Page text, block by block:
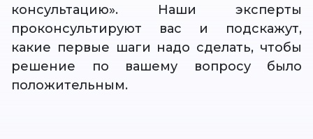
консультацию». Наши эксперты
проконсультируют вас и подскажут,
какие первые шаги надо сделать, чтобы
решение по вашему вопросу было
положительным.